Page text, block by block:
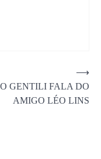
GENTILI FALA DO
AMIGO LÉO LINS
⟶